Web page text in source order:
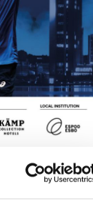
jo yli